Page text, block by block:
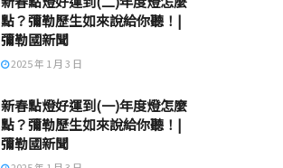
點？彌勒歷生如來說給你聽！|
彌勒國新聞
2025 年 1 月 3 日
新春點燈好運到(一)年度燈怎麼
點？彌勒歷生如來說給你聽！|
彌勒國新聞